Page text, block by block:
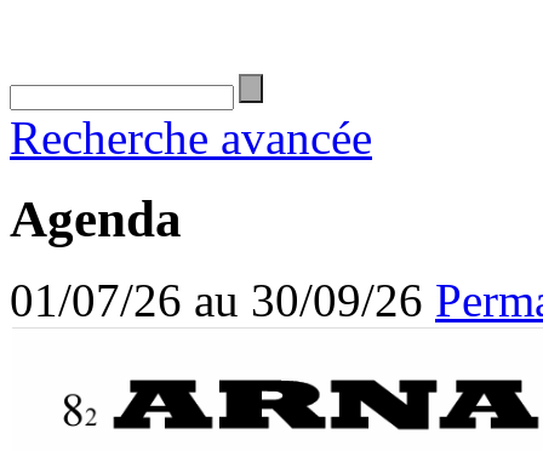
Recherche avancée
Agenda
01/07/26 au 30/09/26